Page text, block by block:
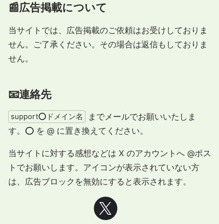
📰広告掲載について
当サイトでは、広告掲載のご依頼はお受けしておりま
せん。ご了承ください。その場合は返信もしておりま
せん。
📧連絡先
support⭕ドメイン名
までメールでお願いいたしま
す。⭕ を @ に置き換えてください。
当サイトに対する感想などは X のアカウントへ @ポス
トでお願いします。アイコンが表示されていない方
は、広告ブロックを無効にすると表示されます。